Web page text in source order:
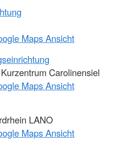
Maps Ansicht
Carolinensiel
Maps Ansicht
LANO
Maps Ansicht